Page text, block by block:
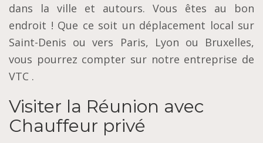
dans la ville et autours. Vous êtes au bon
endroit ! Que ce soit un déplacement local sur
Saint-Denis ou vers Paris, Lyon ou Bruxelles,
vous pourrez compter sur notre entreprise de
VTC .
Visiter la Réunion avec
Chauffeur privé